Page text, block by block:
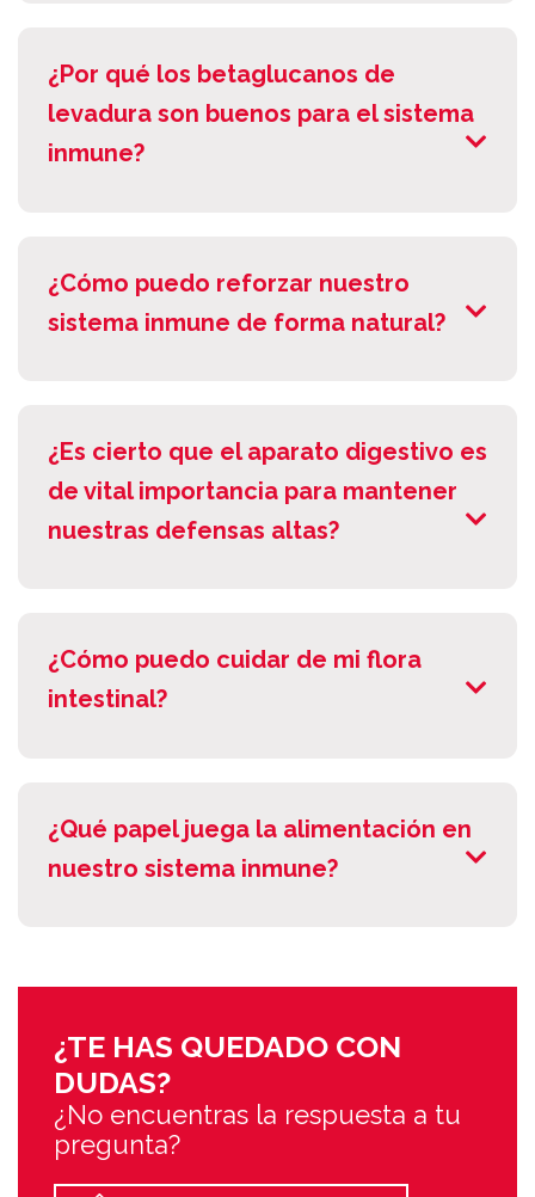
¿Por qué los betaglucanos de
levadura son buenos para el sistema
inmune?
¿Cómo puedo reforzar nuestro
sistema inmune de forma natural?
¿Es cierto que el aparato digestivo es
de vital importancia para mantener
nuestras defensas altas?
¿Cómo puedo cuidar de mi flora
intestinal?
¿Qué papel juega la alimentación en
nuestro sistema inmune?
¿TE HAS QUEDADO CON
DUDAS?
¿No encuentras la respuesta a tu
pregunta?